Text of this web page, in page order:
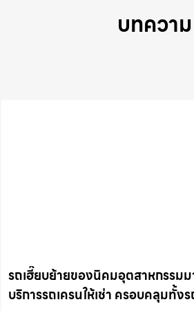
บทความ
รถเฮี๊ยบย้ายของนิคมอุตสาหกรรม
บริการรถเครนให้เช่า ครอบคลุมทั้ง